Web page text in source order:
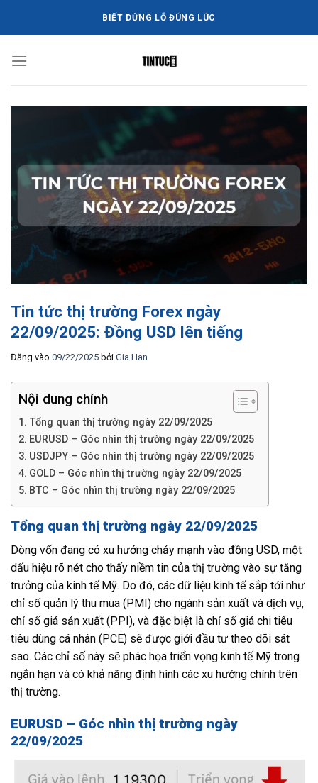
dung
BIẾT DỪNG LỖ ĐÚNG LÚC
Tin tức thị trường Forex ngày
22/09/2025: Đồng USD lên tiếng
Đăng vào 09/22/2025 bởi Gia Han
Nội dung chính
Tổng quan thị trường ngày 22/09/2025
EURUSD – Góc nhìn thị trường ngày 22/09/2025
USDJPY – Góc nhìn thị trường ngày 22/09/2025
GOLD – Góc nhìn thị trường ngày 22/09/2025
BTC – Góc nhìn thị trường ngày 22/09/2025
Tổng quan thị trường ngày 22/09/2025
Dòng vốn đang có xu hướng chảy mạnh vào đồng USD, một
dấu hiệu rõ nét cho thấy niềm tin của thị trường vào sự tăng
trưởng của kinh tế Mỹ. Do đó, các dữ liệu kinh tế sắp tới như
chỉ số quản lý thu mua (PMI) cho ngành sản xuất và dịch vụ,
chỉ số giá sản xuất (PPI), và đặc biệt là chỉ số giá chi tiêu
tiêu dùng cá nhân (PCE) sẽ được giới đầu tư theo dõi sát
sao. Các chỉ số này sẽ phác họa triển vọng kinh tế Mỹ trong
ngắn hạn và có khả năng định hình các xu hướng chính trên
thị trường.
EURUSD – Góc nhìn thị trường ngày
22/09/2025